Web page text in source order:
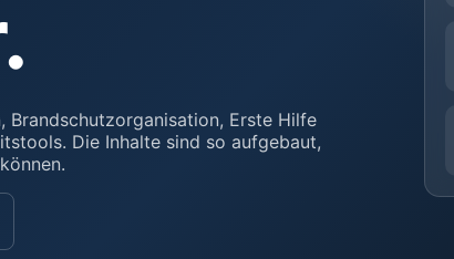
Brandschutzorganisation, Erste Hilfe
Die Inhalte sind so aufgebaut,